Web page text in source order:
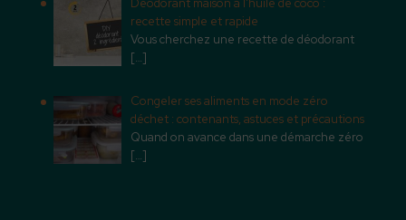
Déodorant maison à l’huile de coco :
recette simple et rapide
Vous cherchez une recette de déodorant
[…]
Congeler ses aliments en mode zéro
déchet : contenants, astuces et précautions
Quand on avance dans une démarche zéro
[…]